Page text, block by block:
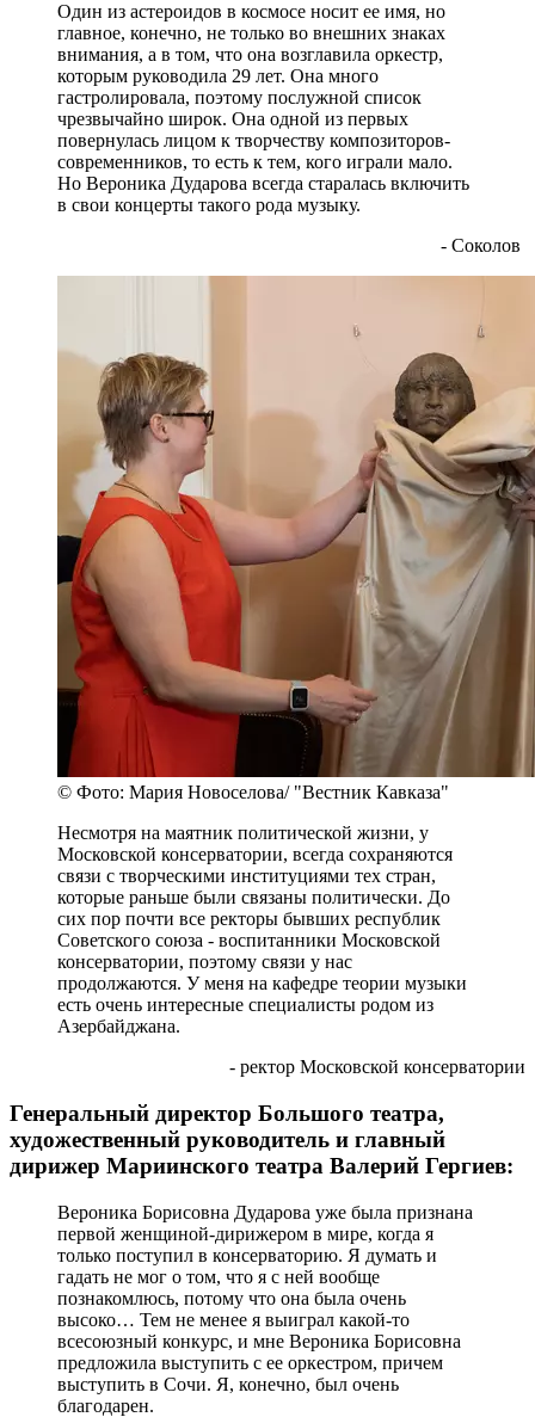
Один из астероидов в космосе носит ее имя, но
главное, конечно, не только во внешних знаках
внимания, а в том, что она возглавила оркестр,
которым руководила 29 лет. Она много
гастролировала, поэтому послужной список
чрезвычайно широк. Она одной из первых
повернулась лицом к творчеству композиторов-
современников, то есть к тем, кого играли мало.
Но Вероника Дударова всегда старалась включить
в свои концерты такого рода музыку.
- Соколов
© Фото: Мария Новоселова/ "Вестник Кавказа"
Несмотря на маятник политической жизни, у
Московской консерватории, всегда сохраняются
связи с творческими институциями тех стран,
которые раньше были связаны политически. До
сих пор почти все ректоры бывших республик
Советского союза - воспитанники Московской
консерватории, поэтому связи у нас
продолжаются. У меня на кафедре теории музыки
есть очень интересные специалисты родом из
Азербайджана.
- ректор Московской консерватории
Генеральный директор Большого театра,
художественный руководитель и главный
дирижер Мариинского театра Валерий Гергиев:
Вероника Борисовна Дударова уже была признана
первой женщиной-дирижером в мире, когда я
только поступил в консерваторию. Я думать и
гадать не мог о том, что я с ней вообще
познакомлюсь, потому что она была очень
высоко… Тем не менее я выиграл какой-то
всесоюзный конкурс, и мне Вероника Борисовна
предложила выступить с ее оркестром, причем
выступить в Сочи. Я, конечно, был очень
благодарен.